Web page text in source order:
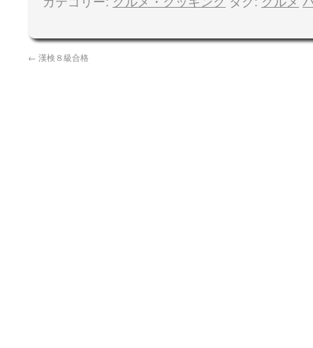
← 漢検８級合格